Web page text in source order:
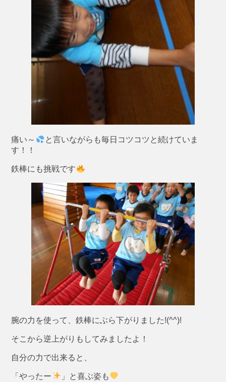
痛い～
と言いながらも毎日コツコツと続けていま
す！！
鉄棒にも挑戦です
腕の力を使って、鉄棒にぶら下がりました!(^^)!
そこから逆上がりもしてみましたよ！
自分の力で出来ると、
「やったー 」と喜ぶ姿も